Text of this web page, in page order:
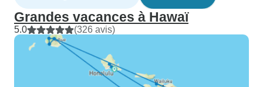
Grandes vacances à Hawaï
5.0 (326 avis)